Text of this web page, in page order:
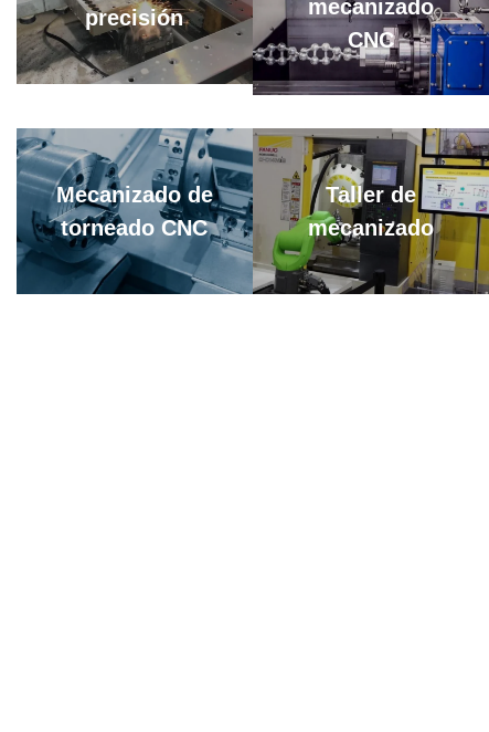
precisión
mecanizado
CNC
Mecanizado de
torneado CNC
Taller de
mecanizado